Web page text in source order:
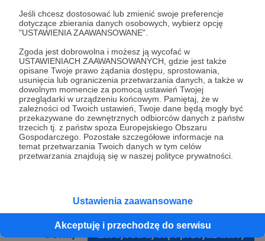
Jeśli chcesz dostosować lub zmienić swoje preferencje
dotyczące zbierania danych osobowych, wybierz opcję
"USTAWIENIA ZAAWANSOWANE".
Zgoda jest dobrowolna i możesz ją wycofać w
USTAWIENIACH ZAAWANSOWANYCH, gdzie jest także
opisane Twoje prawo żądania dostępu, sprostowania,
usunięcia lub ograniczenia przetwarzania danych, a także w
dowolnym momencie za pomocą ustawień Twojej
przeglądarki w urządzeniu końcowym. Pamiętaj, że w
zależności od Twoich ustawień, Twoje dane będą mogły być
przekazywane do zewnętrznych odbiorców danych z państw
trzecich tj. z państw spoza Europejskiego Obszaru
Gospodarczego. Pozostałe szczegółowe informacje na
temat przetwarzania Twoich danych w tym celów
przetwarzania znajdują się w naszej polityce prywatności.
Ustawienia zaawansowane
Akceptuję i przechodzę do serwisu
* Zapoznałem się i akceptujęRegulaminserwisu oraz
* Wyrażam zgodę na przetwarzanie moich danych
osobowych podanych w formularzu rejestracyjnym w celu
prawidłowego świadczenia usług serwisu Patronite.
Wyrażam zgodę na otrzymywanie drogą elektroniczną
informacji handlowych - newslettera. Opcja ta może zostać
zmieniona w ustawieniach konta.
Zarejestruj się i przejdź dalej